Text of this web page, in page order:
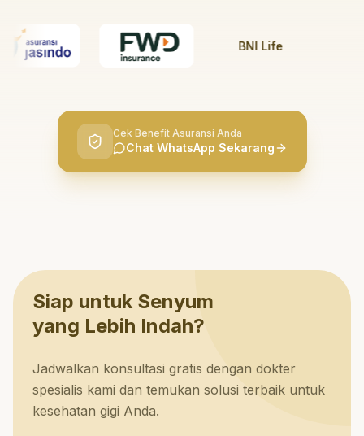
BNI Life
Cek Benefit Asuransi Anda
Chat WhatsApp Sekarang
Siap untuk Senyum
yang Lebih Indah?
Jadwalkan konsultasi gratis dengan dokter
spesialis kami dan temukan solusi terbaik untuk
kesehatan gigi Anda.